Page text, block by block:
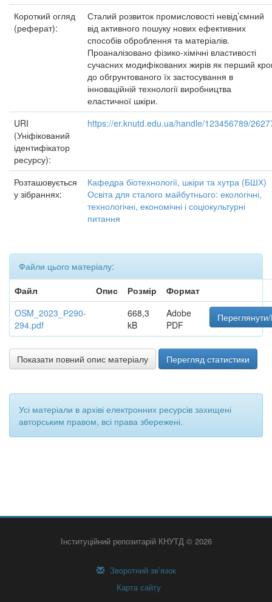
Короткий огляд
(реферат):
Сталий розвиток промисловості невід’ємний
від активного пошуку нових ефективних
способів оброблення та матеріалів.
Проаналізовано фізико-хімічні властивості
сучасних модифікованих жирів як перший
до обгрунтованого їх застосування в
інноваційній технології виробництва
еластичної шкіри.
URI
(Уніфікований
ідентифікатор
ресурсу):
https://er.knutd.edu.ua/handle/123456789/
Розташовується
у зібраннях:
Кафедра біотехнології, шкіри та хутра (БШХ)
Освіта для сталого майбутнього: екологічні,
технологічні, економічні і соціокультурні
питання
Файли цього матеріалу:
Файл
Опис Розмір
Формат
OSM_2023_Р290-
294.pdf
668,3
kB
Adobe
PDF
Переглянути/
Показати повний опис матеріалу Перегляд статистики
Усі матеріали в архіві електронних ресурсів захищені
авторським правом, всі права збережені.
Інституційний репозитарій КНУТД © 2026
Зворотний зв’язок
Карта сайту